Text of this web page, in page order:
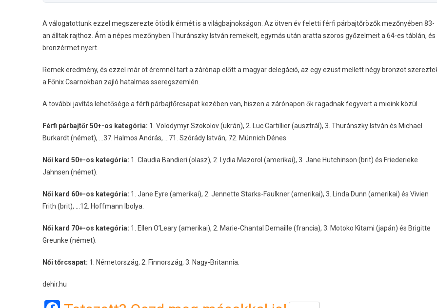
A válogatottunk ezzel megszerezte ötödik érmét is a világbajnokságon. Az ötven év feletti férfi párbajtőrözők mezőnyében 83-
an álltak rajthoz. Ám a népes mezőnyben Thuránszky István remekelt, egymás után aratta szoros győzelmeit a 64-es táblán, és
bronzérmet nyert.
Remek eredmény, és ezzel már öt éremnél tart a zárónap előtt a magyar delegáció, az egy ezüst mellett négy bronzot
a Főnix Csarnokban zajló hatalmas sseregszemlén.
A további javítás lehetősége a férfi párbajtőrcsapat kezében van, hiszen a zárónapon ők ragadnak fegyvert a mieink közül.
Férfi párbajtőr 50+-os kategória: 1. Volodymyr Szokolov (ukrán), 2. Luc Cartillier (ausztrál), 3. Thuránszky István és Michael
Burkardt (német), …37. Halmos András, …71. Szórády István, 72. Münnich Dénes.
Női kard 50+-os kategória: 1. Claudia Bandieri (olasz), 2. Lydia Mazorol (amerikai), 3. Jane Hutchinson (brit) és Friederieke
Jahnsen (német).
Női kard 60+-os kategória: 1. Jane Eyre (amerikai), 2. Jennette Starks-Faulkner (amerikai), 3. Linda Dunn (amerikai) és Vivien
Frith (brit), …12. Hoffmann Ibolya.
Női kard 70+-os kategória: 1. Ellen O’Leary (amerikai), 2. Marie-Chantal Demaille (francia), 3. Motoko Kitami (japán) és Brigitte
Greunke (német).
Női tőrcsapat: 1. Németország, 2. Finnország, 3. Nagy-Britannia.
dehir.hu